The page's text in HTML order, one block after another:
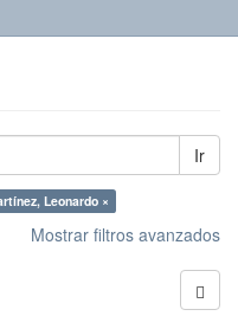
Ir
Leonardo ×
Mostrar filtros avanzados